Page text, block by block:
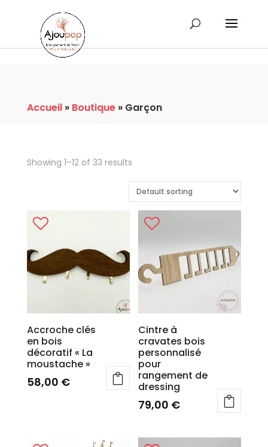
Accueil» Boutique» Garçon
Showing 1–12 of 33 results
Accroche clés
en bois
décoratif « La
moustache »
58,00 €
Cintre à
cravates bois
personnalisé
pour
rangement de
dressing
79,00 €